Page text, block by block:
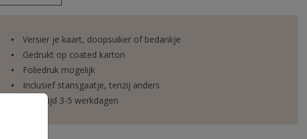
Versier je kaart, doopsuiker of bedankje
Gedrukt op coated karton
Foliedruk mogelijk
Inclusief stansgaatje, tenzij anders
Levertijd 3-5 werkdagen